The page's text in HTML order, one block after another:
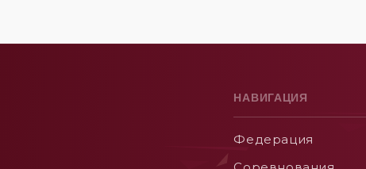
НАВИГАЦИЯ
Федерация